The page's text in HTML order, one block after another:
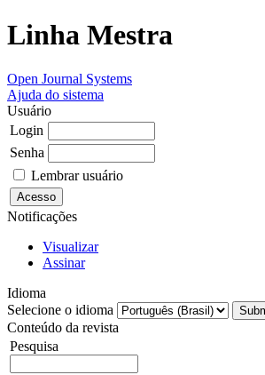
Linha Mestra
Open Journal Systems
Ajuda do sistema
Usuário
Login
Senha
Lembrar usuário
Notificações
Visualizar
Assinar
Idioma
Selecione o idioma
Conteúdo da revista
Pesquisa